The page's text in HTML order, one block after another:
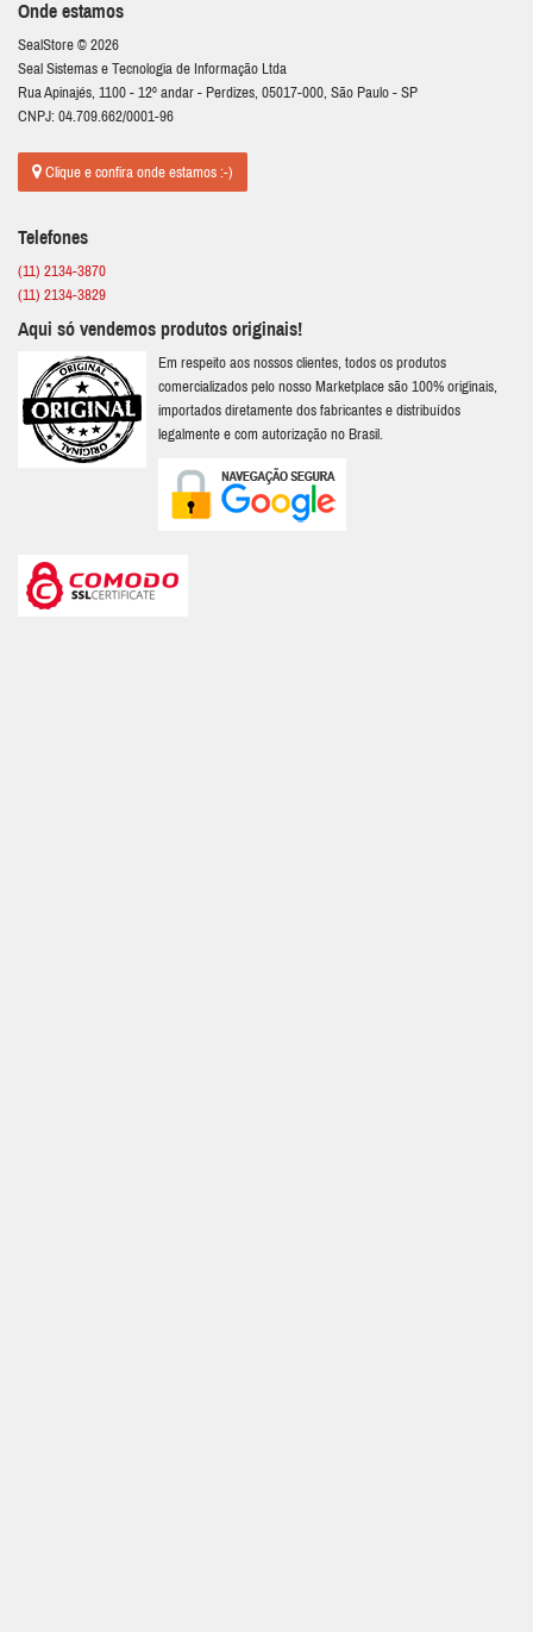
Onde estamos
SealStore © 2026
Seal Sistemas e Tecnologia de Informação Ltda
Rua Apinajés, 1100 - 12º andar - Perdizes, 05017-000, São Paulo - SP
CNPJ: 04.709.662/0001-96
Clique e confira onde estamos :-)
Telefones
(11) 2134-3870
(11) 2134-3829
Aqui só vendemos produtos originais!
Em respeito aos nossos clientes, todos os produtos
comercializados pelo nosso Marketplace são 100% originais,
importados diretamente dos fabricantes e distribuídos
legalmente e com autorização no Brasil.